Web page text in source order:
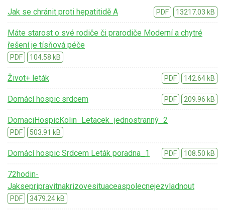
Jak se chránit proti hepatitidě A PDF 13217.03 kB
Máte starost o své rodiče či prarodiče Moderní a chytré
řešení je tísňová péče
PDF 104.58 kB
Život+ leták PDF 142.64 kB
Domácí hospic srdcem PDF 209.96 kB
DomaciHospicKolin_Letacek_jednostranný_2
PDF 503.91 kB
Domácí hospic Srdcem Leták poradna_1 PDF 108.50 kB
72hodin-
Jaksepripravitnakrizovesituaceaspolecnejezvladnout
PDF 3479.24 kB